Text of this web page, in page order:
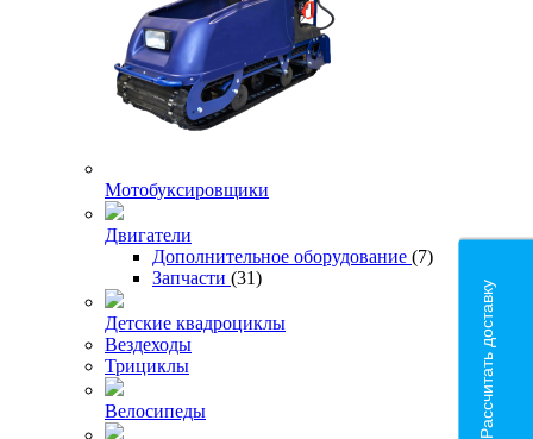
Мотобуксировщики
Двигатели
Дополнительное оборудование (7)
Запчасти (31)
Детские квадроциклы
Вездеходы
Трициклы
Велосипеды Рассчитать доставку